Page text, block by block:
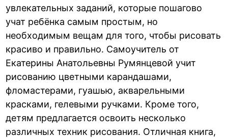
увлекательных заданий, которые пошагово
учат ребёнка самым простым, но
необходимым вещам для того, чтобы рисовать
красиво и правильно. Самоучитель от
Екатерины Анатольевны Румянцевой учит
рисованию цветными карандашами,
фломастерами, гуашью, акварельными
красками, гелевыми ручками. Кроме того,
детям предлагается освоить несколько
различных техник рисования. Отличная книга,